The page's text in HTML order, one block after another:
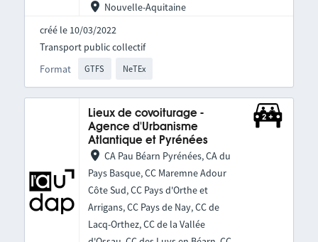
Nouvelle-Aquitaine
créé le 10/03/2022
Format GTFS NeTEx
Transport public collectif
Lieux de covoiturage -
Agence d'Urbanisme
Atlantique et Pyrénées
CA Pau Béarn Pyrénées, CA du
Pays Basque, CC Maremne Adour
Côte Sud, CC Pays d'Orthe et
Arrigans, CC Pays de Nay, CC de
Lacq-Orthez, CC de la Vallée